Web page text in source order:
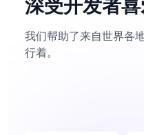
深受开发者
我们帮助了来自世界各
行着。